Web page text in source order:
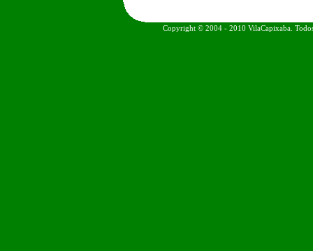
Copyright © 2004 - 2010 VilaCapixaba.